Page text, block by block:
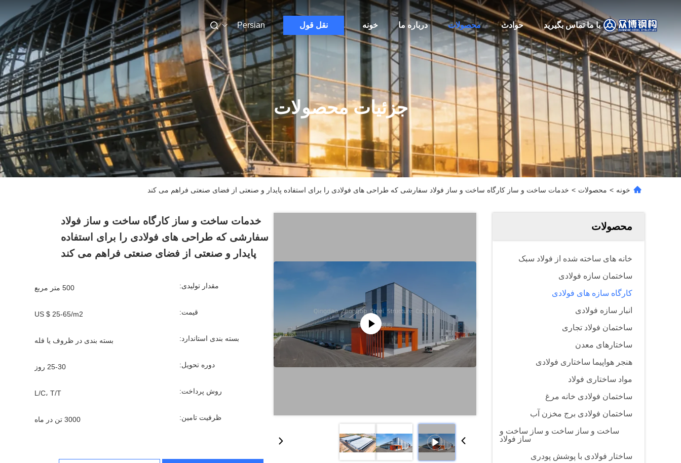
خونه درباره ما محصولات حوادث با ما تماس بگیرید نقل قول Persian
جزئیات محصولات
خونه > محصولات > خدمات ساخت و ساز کارگاه ساخت و ساز فولاد سفارشی که طراحی های فولادی را برای استفاده پایدار و صنعتی از فضای صنعتی فراهم می کند
محصولات
خانه های ساخته شده از فولاد سبک
ساختمان سازه فولادی
کارگاه سازه های فولادی
انبار سازه فولادی
ساختمان فولاد تجاری
ساختارهای معدن
هنجر هواپیما ساختاری فولادی
مواد ساختاری فولاد
ساختمان فولادی خانه مرغ
ساختمان فولادی برج مخزن آب
ساخت و ساز ساخت و ساز ساخت و
ساز فولاد
ساختار فولادی با پوشش پودری
خدمات ساخت و ساز کارگاه ساخت و ساز فولاد
سفارشی که طراحی های فولادی را برای استفاده
پایدار و صنعتی از فضای صنعتی فراهم می کند
مقدار تولیدی: 500 متر مربع
قیمت: US $ 25-65/m2
بسته بندی استاندارد: بسته بندی در ظروف یا فله
دوره تحویل: 25-30 روز
روش پرداخت: L/C، T/T
ظرفیت تامین: 3000 تن در ماه